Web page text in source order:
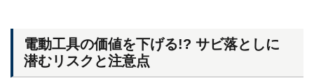
電動工具の価値を下げる!? サビ落としに
潜むリスクと注意点